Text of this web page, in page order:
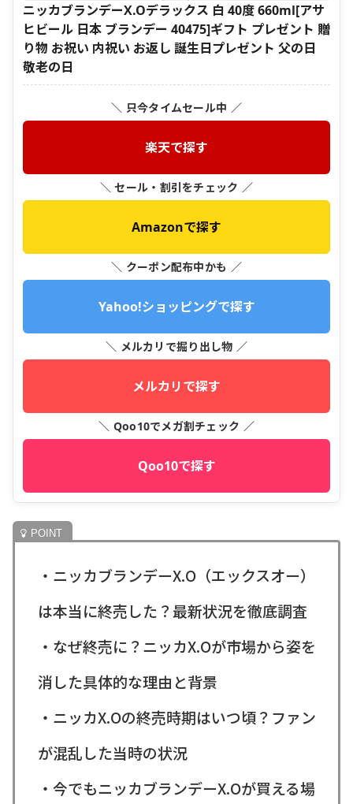
ニッカブランデーX.Oデラックス 白 40度 660ml[アサ
ヒビール 日本 ブランデー 40475]ギフト プレゼント 贈
り物 お祝い 内祝い お返し 誕生日プレゼント 父の日
敬老の日
＼ 只今タイムセール中 ／
楽天で探す
＼ セール・割引をチェック ／
Amazonで探す
＼ クーポン配布中かも ／
Yahoo!ショッピングで探す
＼ メルカリで掘り出し物 ／
メルカリで探す
＼ Qoo10でメガ割チェック ／
Qoo10で探す
・ニッカブランデーX.O（エックスオー）
は本当に終売した？最新状況を徹底調査
・なぜ終売に？ニッカX.Oが市場から姿を
消した具体的な理由と背景
・ニッカX.Oの終売時期はいつ頃？ファン
が混乱した当時の状況
・今でもニッカブランデーX.Oが買える場